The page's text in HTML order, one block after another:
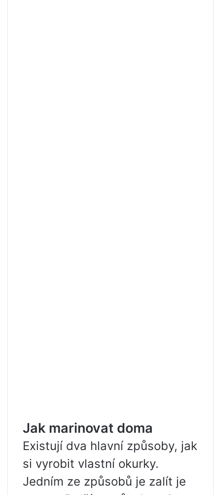
Jak marinovat doma
Existují dva hlavní způsoby, jak
si vyrobit vlastní okurky.
Jedním ze způsobů je zalít je